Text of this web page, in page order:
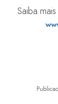
Saiba